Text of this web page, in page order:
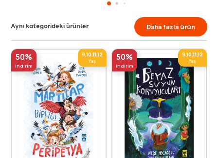
Aynı kategorideki ürünler Daha fazla ürün
50%
indirim
9,10,11,12
Yaş 50%
indirim
9,10,11,12
Yaş